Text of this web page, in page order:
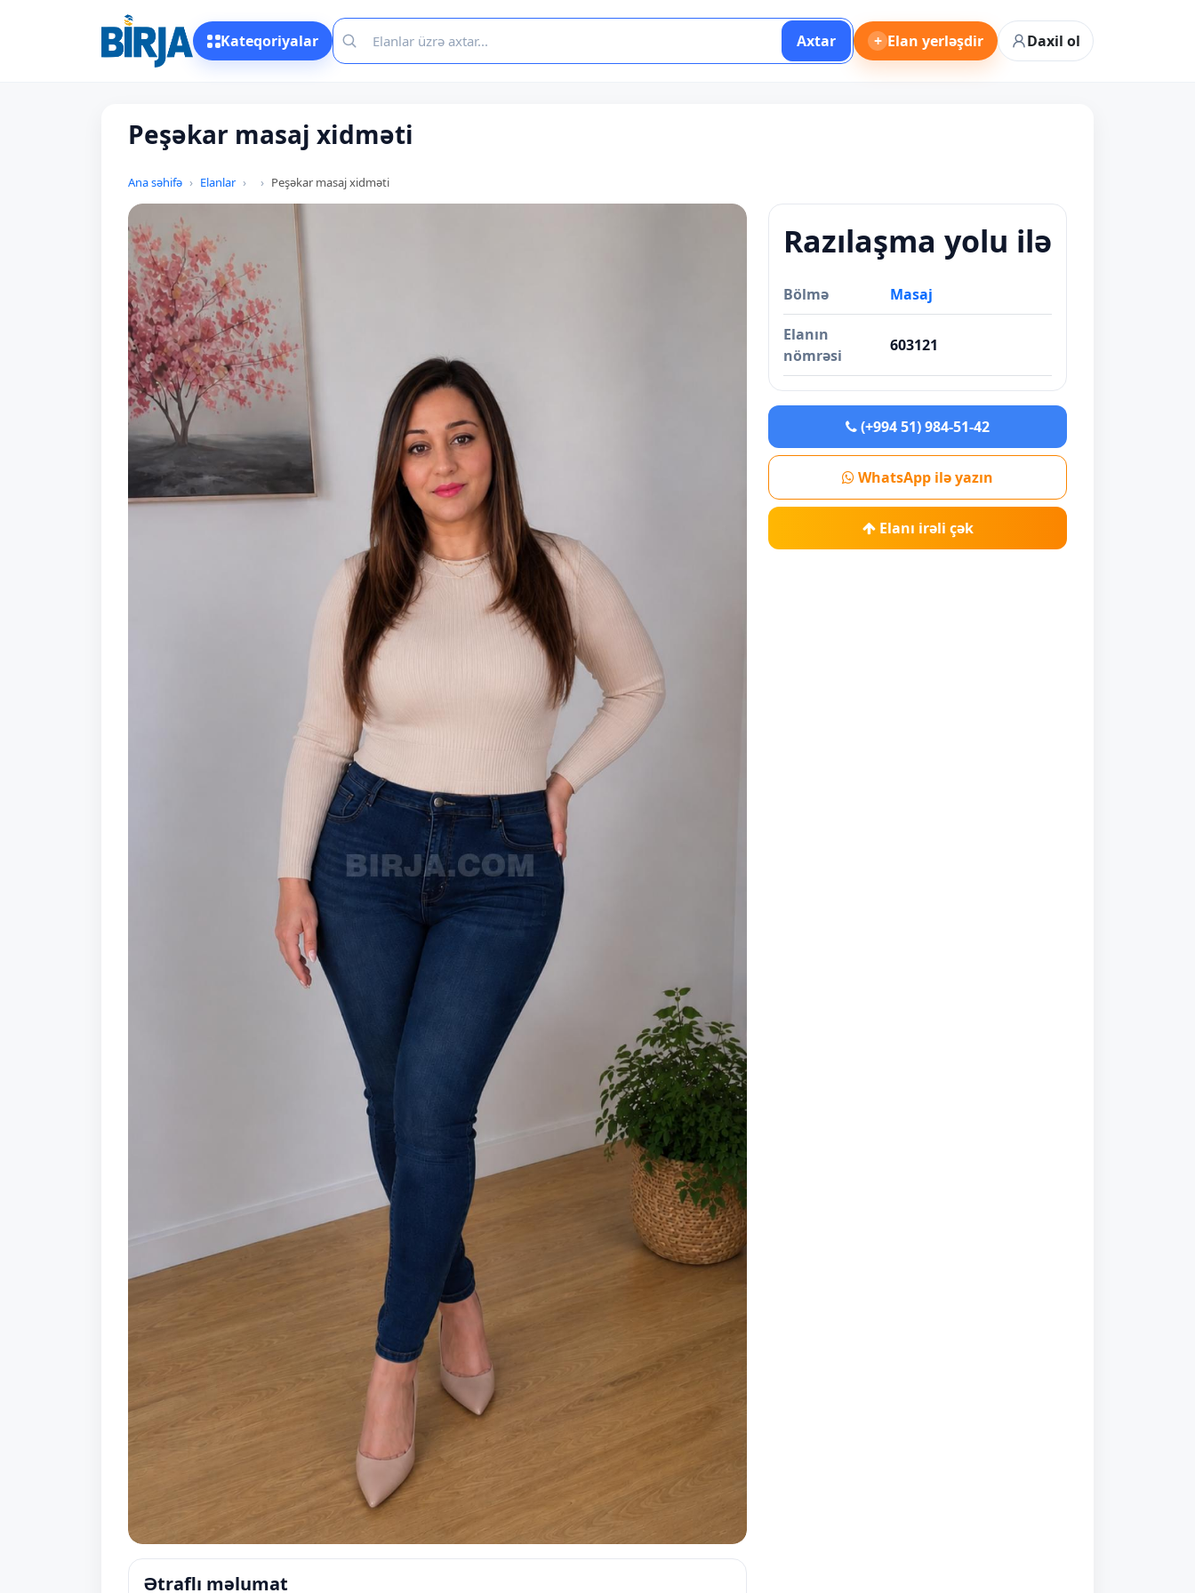
Kateqoriyalar Axtar + Elan yerləşdir Daxil ol
Peşəkar masaj xidməti
Ana səhifə Elanlar Peşəkar masaj xidməti
Ətraflı məlumat
Razılaşma yolu ilə
Bölmə Masaj
Elanın
nömrəsi
603121
(+994 51) 984-51-42
WhatsApp ilə yazın
Elanı irəli çək